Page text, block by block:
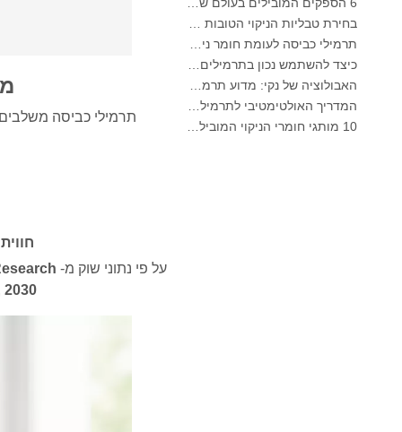
תרמילי כביסה
על פי נתוני שוק מ-
2030
האבולוציה של נקי: מדוע תרמילי כביסה בעלי ביצועים גבוהים מגדירים את העתיד הגלובלי של טיפול בבדים
המדע של טיפול בדים מודרניים: מדריך מקצועי לתרמילים, מרככים ותופסי צבע